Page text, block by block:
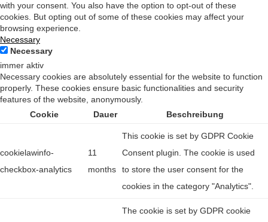
with your consent. You also have the option to opt-out of these
cookies. But opting out of some of these cookies may affect your
browsing experience.
Necessary
Necessary
immer aktiv
Necessary cookies are absolutely essential for the website to function
properly. These cookies ensure basic functionalities and security
features of the website, anonymously.
Cookie
Dauer Beschreibung
cookielawinfo-
checkbox-analytics
11
months
This cookie is set by GDPR Cookie
Consent plugin. The cookie is used
to store the user consent for the
cookies in the category "Analytics".
The cookie is set by GDPR cookie